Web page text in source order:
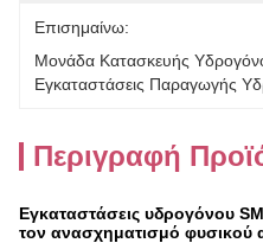
Επισημαίνω:
Μονάδα Κατασκευής
Εγκαταστάσεις Παραγωγής
Περιγραφή
Εγκαταστάσεις υδρογόνου
τον ανασχηματισμό φυσικού